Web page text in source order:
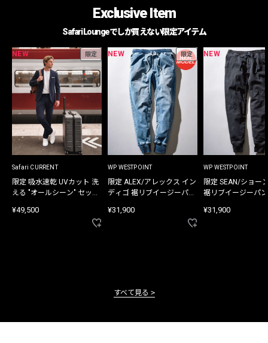
Exclusive Item
Safari Loungeでしか買えない限定アイテム
NEW 限定
Safari CURRENT
限定 吸水速乾 UVカット 洗
える "オールシーン" セット
¥49,500
NEW 限定
WP WESTPOINT
限定 ALEX/アレックス イン
ディゴ 裾リブイージーパン
¥31,900
NEW
WP WESTPOINT
限定 SEAN/ショー
裾リブイージーパ
¥31,900
すべて見る